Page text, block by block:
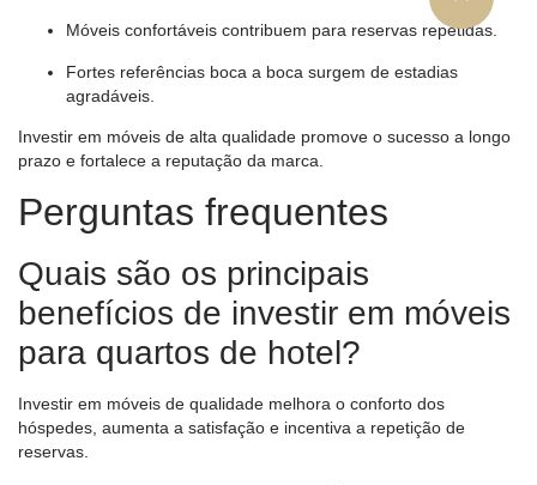
Móveis confortáveis ​​contribuem para reservas repetidas.
Fortes referências boca a boca surgem de estadias
agradáveis.
Investir em móveis de alta qualidade promove o sucesso a longo
prazo e fortalece a reputação da marca.
Perguntas frequentes
Quais são os principais
benefícios de investir em móveis
para quartos de hotel?
Investir em móveis de qualidade melhora o conforto dos
hóspedes, aumenta a satisfação e incentiva a repetição de
reservas.